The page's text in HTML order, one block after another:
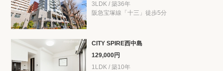
3LDK / 築36年
阪急宝塚線「十三」徒歩5分
CITY SPIRE西中島
129,000円
1LDK / 築10年